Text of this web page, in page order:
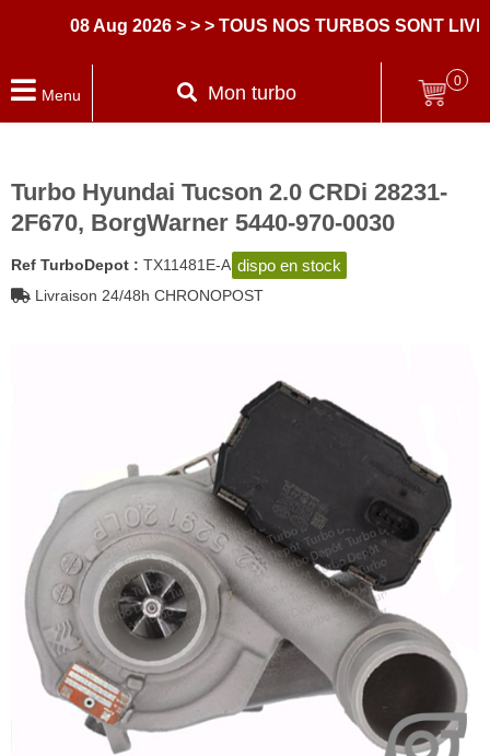
08 Aug 2026 > > > TOUS NOS TURBOS SONT
Menu Mon turbo
0
Turbo Hyundai Tucson 2.0 CRDi 28231-
2F670, BorgWarner 5440-970-0030
Ref TurboDepot : TX11481E-A dispo en stock
Livraison 24/48h CHRONOPOST